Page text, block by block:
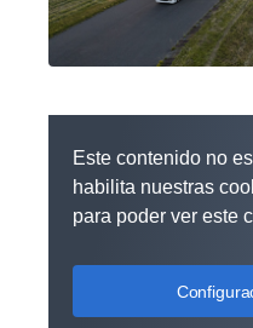
Este contenido no
habilita nuestras
para poder ver este